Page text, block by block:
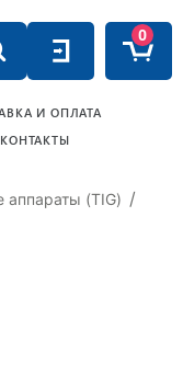
0
И ОПЛАТА
КОНТАКТЫ
аппараты (TIG)